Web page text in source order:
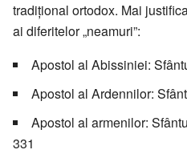
tradițional ortodox. Mai
ai diferitelor „neamuri”:
Apostol al Abissiniei:
Apostol al Ardennilor:
Apostol al armenilor:
331